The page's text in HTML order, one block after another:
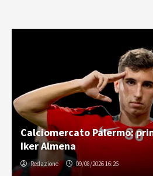
Calciomercato Palermo:
Iker Almena
Redazione 09/08/2026 16:26